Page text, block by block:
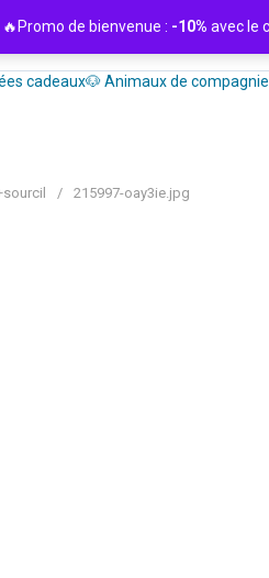
cadeaux🐶 Animaux de compagnie
/ 215997-oay3ie.jpg
🔥Promo de bienvenue : -10% avec le